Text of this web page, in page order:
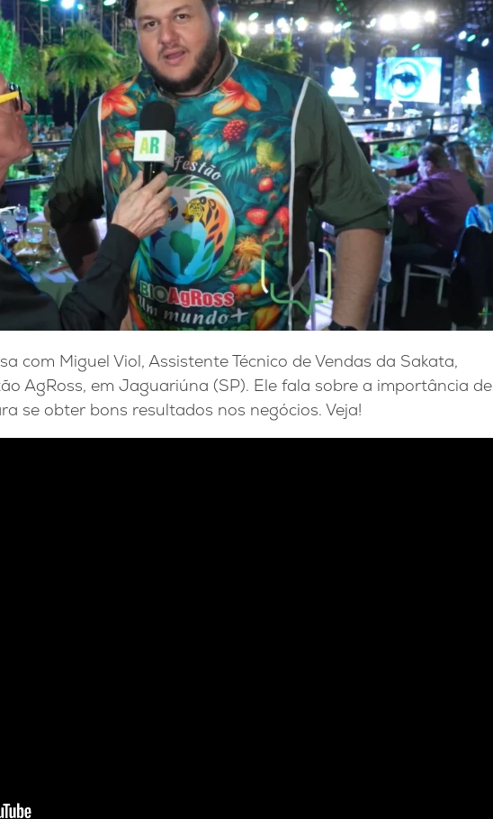
com Miguel Viol, Assistente Técnico de Vendas da Sakata,
AgRoss, em Jaguariúna (SP). Ele fala sobre a importância de
se obter bons resultados nos negócios. Veja!